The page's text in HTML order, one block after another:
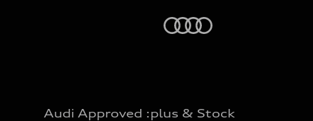
Audi Approved :plus & Stock